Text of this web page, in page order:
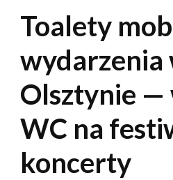
Toalety
wydarzenia
Olsztynie —
WC na
koncerty